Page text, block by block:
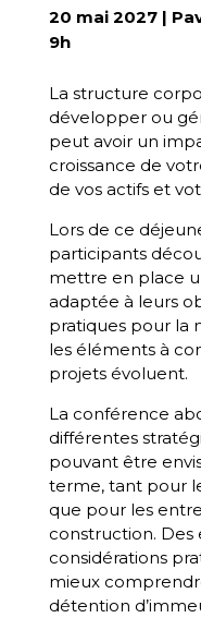
20 mai 2027 |
9h
La structure
développer ou
peut avoir un
croissance de
de vos actifs et
Lors de ce
participants
mettre en place
adaptée à leurs
pratiques pour la
les éléments à
projets évoluent.
La conférence
différentes
pouvant être
terme, tant pour
que pour les
construction.
considérations
mieux
détention